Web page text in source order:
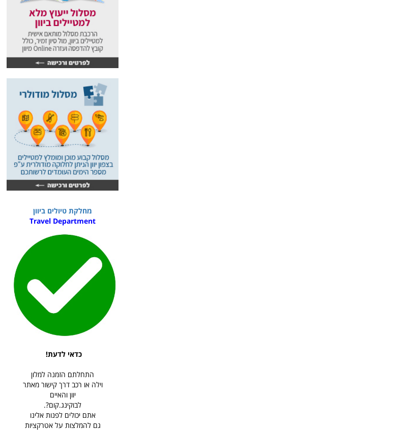
מחלקת טיולים ביוון
Travel Department
כדאי לדעת!
התחלתם הזמנה למלון
וילה או רכב דרך קישור מאתר
יוון והאיים
לבוקינג.קום?.
אתם יכולים לפנות אלינו
גם להמלצות על אטרקציות